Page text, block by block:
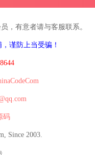
，有意者请与客服联系。
谨防上当受骗！
码
Since 2003.